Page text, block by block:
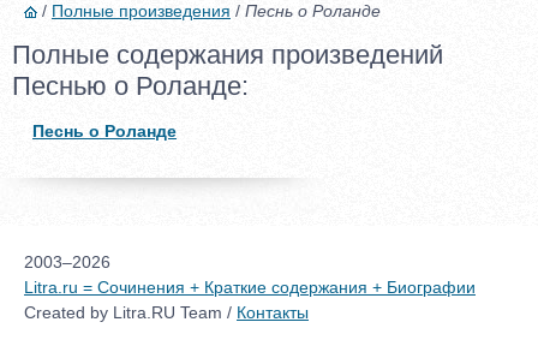
/ Полные произведения / Песнь о Роланде
Полные содержания произведений
Песнью о Роланде:
Песнь о Роланде
2003–2026
Litra.ru = Сочинения + Краткие содержания + Биографии
Created by Litra.RU Team / Контакты